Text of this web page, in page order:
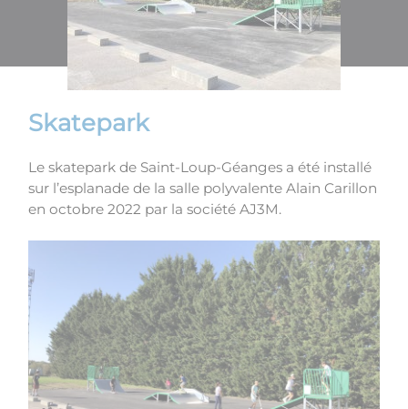
Skatepark
Le skatepark de Saint-Loup-Géanges a été installé
sur l’esplanade de la salle polyvalente Alain Carillon
en octobre 2022 par la société AJ3M.